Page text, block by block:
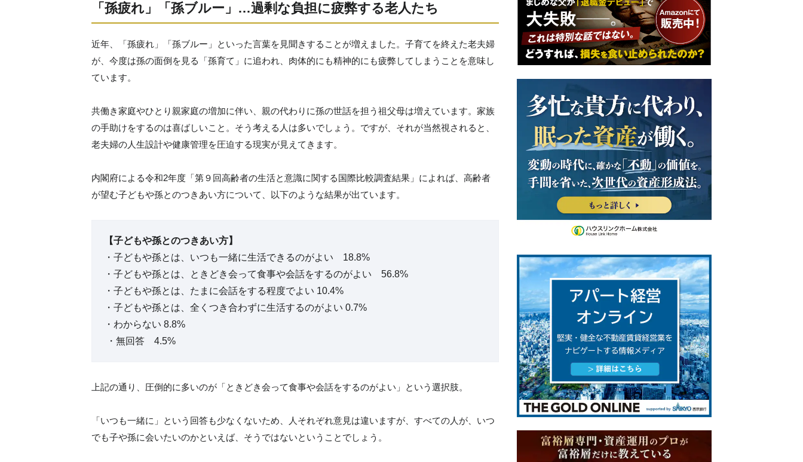
「孫疲れ」「孫ブルー」…過剰な負担に疲弊する老人たち
近年、「孫疲れ」「孫ブルー」といった言葉を見聞きすることが増えました。子育てを終えた老夫婦
が、今度は孫の面倒を見る「孫育て」に追われ、肉体的にも精神的にも疲弊してしまうことを意味し
ています。
共働き家庭やひとり親家庭の増加に伴い、親の代わりに孫の世話を担う祖父母は増えています。家族
の手助けをするのは喜ばしいこと。そう考える人は多いでしょう。ですが、それが当然視されると、
老夫婦の人生設計や健康管理を圧迫する現実が見えてきます。
内閣府による令和2年度「第９回高齢者の生活と意識に関する国際比較調査結果」によれば、高齢者
が望む子どもや孫とのつきあい方について、以下のような結果が出ています。
【子どもや孫とのつきあい方】
・子どもや孫とは、いつも一緒に生活できるのがよい 18.8%
・子どもや孫とは、ときどき会って食事や会話をするのがよい 56.8%
・子どもや孫とは、たまに会話をする程度でよい 10.4%
・子どもや孫とは、全くつき合わずに生活するのがよい 0.7%
・わからない 8.8%
・無回答 4.5%
上記の通り、圧倒的に多いのが「ときどき会って食事や会話をするのがよい」という選択肢。
「いつも一緒に」という回答も少なくないため、人それぞれ意見は違いますが、すべての人が、いつ
でも子や孫に会いたいのかといえば、そうではないということでしょう。